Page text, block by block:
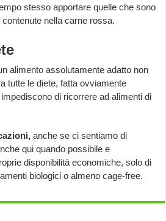
stesso apportare quelle che sono
nella carne rossa.
alimento assolutamente adatto non
tutte le diete, fatta ovviamente
di ricorrere ad alimenti di
anche se ci sentiamo di
qui quando possibile e
disponibilità economiche, solo di
biologici o almeno cage-free.